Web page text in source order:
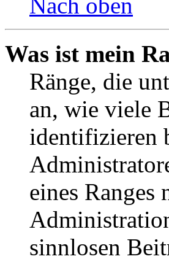
Was ist mein
Ränge, die
an, wie viele
identifizieren
eines
sinnlosen